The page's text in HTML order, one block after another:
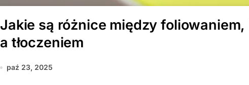
Jakie są różnice między
a tłoczeniem
paź 23, 2025